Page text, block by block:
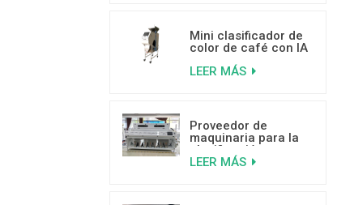
Mini clasificador de
color de café con IA
de café mohosos,
LEER MÁS
Proveedor de
maquinaria para la
clasificación por
color de cocos de
LEER MÁS